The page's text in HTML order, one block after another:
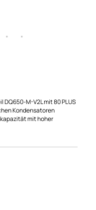
M-V2L mit 80 PLUS
Kondensatoren
mit hoher